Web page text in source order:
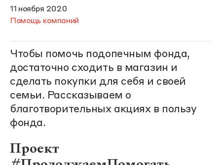
11 ноября 2020
Помощь компаний
Чтобы помочь подопечным фонда,
достаточно сходить в магазин и
сделать покупки для себя и своей
семьи. Рассказываем о
благотворительных акциях в пользу
фонда.
Проект